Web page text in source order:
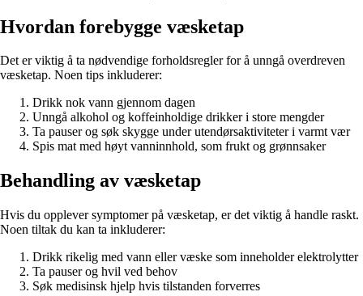
Hvordan forebygge væsketap
Det er viktig å ta nødvendige forholdsregler for å unngå overdreven
væsketap. Noen tips inkluderer:
Drikk nok vann gjennom dagen
Unngå alkohol og koffeinholdige drikker i store mengder
Ta pauser og søk skygge under utendørsaktiviteter i varmt vær
Spis mat med høyt vanninnhold, som frukt og grønnsaker
Behandling av væsketap
Hvis du opplever symptomer på væsketap, er det viktig å handle raskt.
Noen tiltak du kan ta inkluderer:
Drikk rikelig med vann eller væske som inneholder elektrolytter
Ta pauser og hvil ved behov
Søk medisinsk hjelp hvis tilstanden forverres